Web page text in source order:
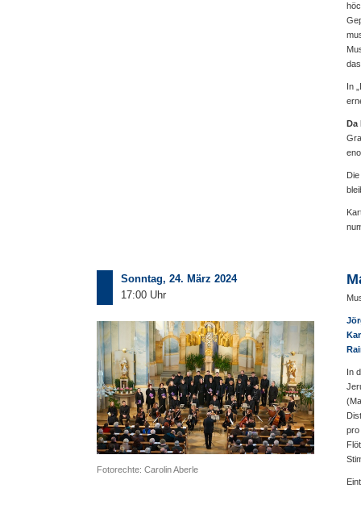
In
Da
Sonntag, 24. März 2024
17:00 Uhr
Fotorechte: Carolin Aberle
In
pro